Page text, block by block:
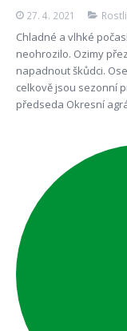
27. 4. 2021
Chladné a vlhké
neohrozilo. Ozimy
napadnout škůdci.
celkově jsou sezonní
předseda Okresní